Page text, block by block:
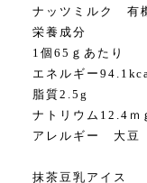
ナッツミルク 有
栄養成分
1個65ｇあたり
エネルギー
脂質2.5g
ナトリウム12.4
アレルギー 大豆
抹茶豆乳アイス